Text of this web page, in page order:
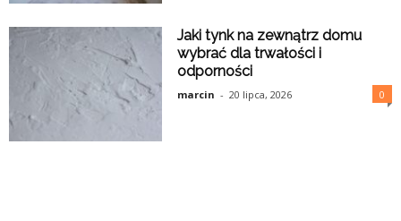
Jaki tynk na zewnątrz domu
wybrać dla trwałości i
odporności
marcin - 20 lipca, 2026 0